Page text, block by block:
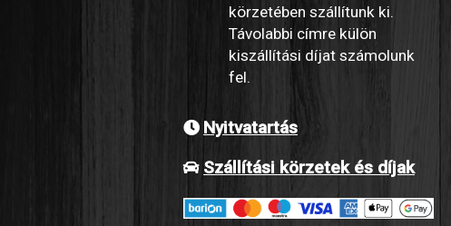
körzetében szállítunk ki.
Távolabbi címre külön
kiszállítási díjat számolunk
fel.
Nyitvatartás
Szállítási körzetek és díjak